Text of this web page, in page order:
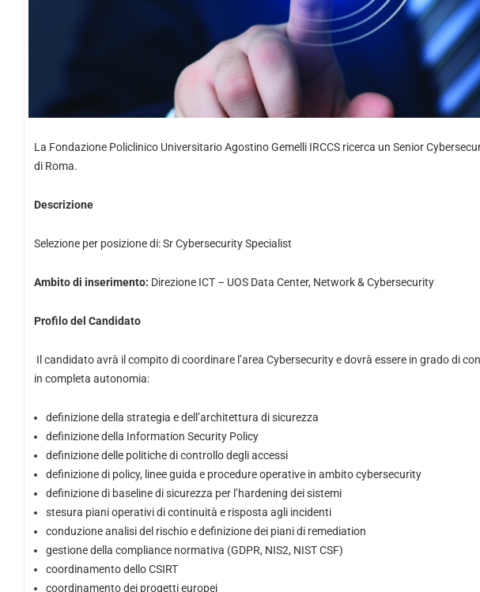
La Fondazione Policlinico Universitario Agostino Gemelli IRCCS ricerca un Senior
di Roma.
Descrizione
Selezione per posizione di: Sr Cybersecurity Specialist
Ambito di inserimento: Direzione ICT – UOS Data Center, Network & Cybersecurity
Profilo del Candidato
Il candidato avrà il compito di coordinare l’area Cybersecurity e dovrà essere in grado di
in completa autonomia:
definizione della strategia e dell’architettura di sicurezza
definizione della Information Security Policy
definizione delle politiche di controllo degli accessi
definizione di policy, linee guida e procedure operative in ambito cybersecurity
definizione di baseline di sicurezza per l’hardening dei sistemi
stesura piani operativi di continuità e risposta agli incidenti
conduzione analisi del rischio e definizione dei piani di remediation
gestione della compliance normativa (GDPR, NIS2, NIST CSF)
coordinamento dello CSIRT
coordinamento dei progetti europei